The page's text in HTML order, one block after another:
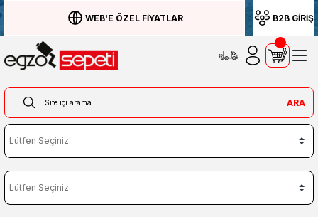
WEB'E ÖZEL FİYATLAR B2B GİRİŞ
ARA